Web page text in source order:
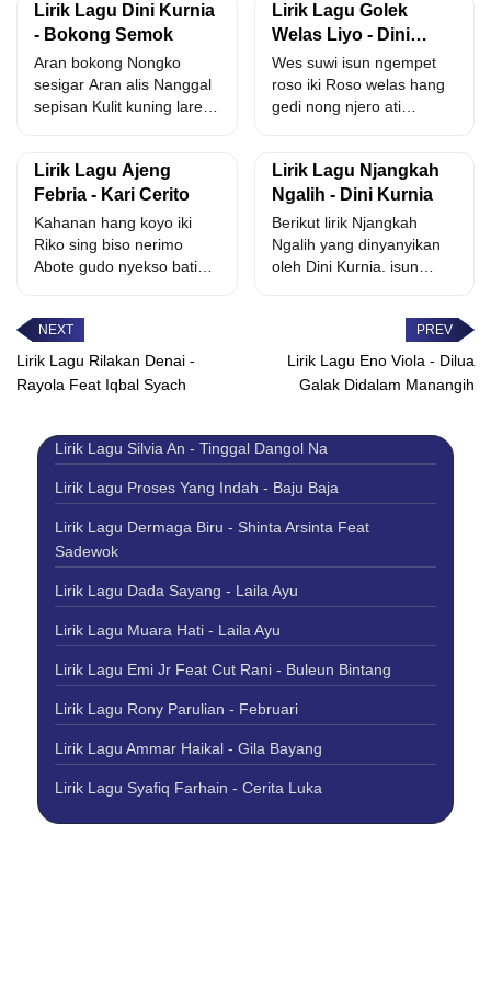
Lirik Lagu Dini Kurnia
- Bokong Semok
Aran bokong Nongko
sesigar Aran alis Nanggal
sepisan Kulit kuning lare
Lirik Lagu Golek
Welas Liyo - Dini
Kurnia Feat. Mufly
Key
Wes suwi isun ngempet
roso iki Roso welas hang
gedi nong njero ati
Lirik Lagu Ajeng
Febria - Kari Cerito
Kahanan hang koyo iki
Riko sing biso nerimo
Abote gudo nyekso batin
Lirik Lagu Njangkah
Ngalih - Dini Kurnia
Berikut lirik Njangkah
Ngalih yang dinyanyikan
oleh Dini Kurnia. isun
Lirik Lagu Rilakan Denai -
Rayola Feat Iqbal Syach
Lirik Lagu Eno Viola - Dilua
Galak Didalam Manangih
Lirik Lagu Silvia An - Tinggal Dangol Na
Lirik Lagu Proses Yang Indah - Baju Baja
Lirik Lagu Dermaga Biru - Shinta Arsinta Feat
Sadewok
Lirik Lagu Dada Sayang - Laila Ayu
Lirik Lagu Muara Hati - Laila Ayu
Lirik Lagu Emi Jr Feat Cut Rani - Buleun Bintang
Lirik Lagu Rony Parulian - Februari
Lirik Lagu Ammar Haikal - Gila Bayang
Lirik Lagu Syafiq Farhain - Cerita Luka